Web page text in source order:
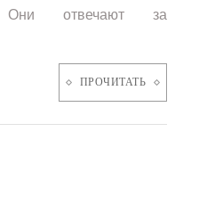
отвечают за
ПРОЧИТАТЬ